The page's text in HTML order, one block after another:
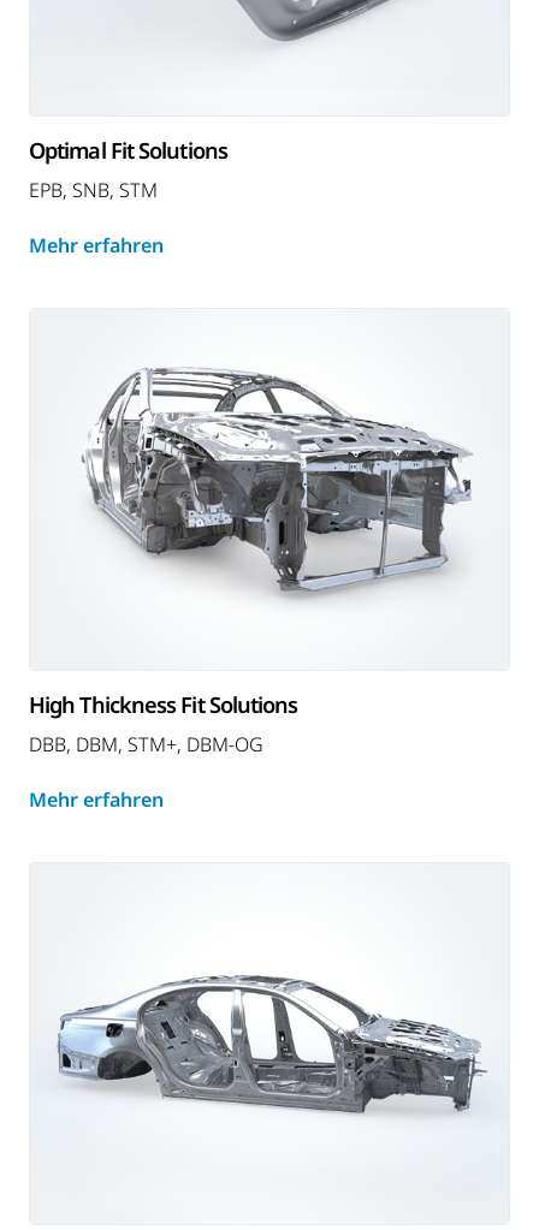
Optimal Fit Solutions
EPB, SNB, STM
Mehr erfahren
High Thickness Fit Solutions
DBB, DBM, STM+, DBM-OG
Mehr erfahren